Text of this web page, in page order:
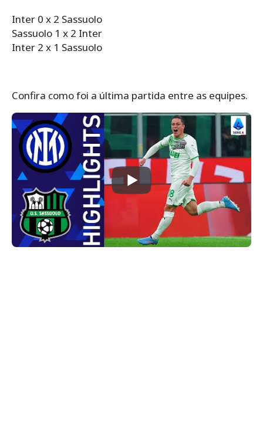
Inter 0 x 2 Sassuolo
Sassuolo 1 x 2 Inter
Inter 2 x 1 Sassuolo
Confira como foi a última partida entre as equipes.